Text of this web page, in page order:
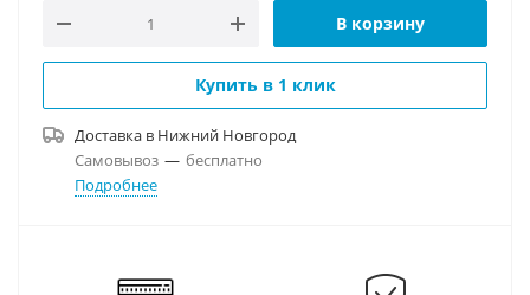
В корзину
Купить в 1 клик
Доставка в Нижний Новгород
Самовывоз — бесплатно
Подробнее